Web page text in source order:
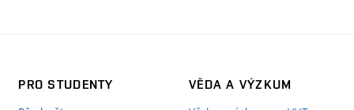
PRO STUDENTY
VĚDA A VÝZKUM